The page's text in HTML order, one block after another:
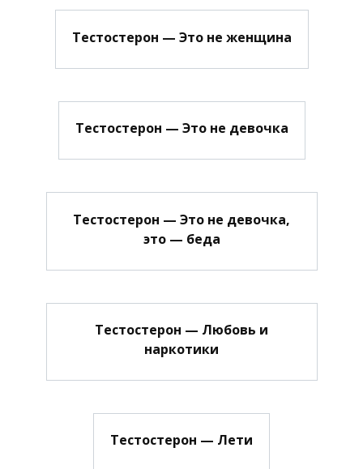
Тестостерон — Это не женщина
Тестостерон — Это не девочка
Тестостерон — Это не девочка,
это — беда
Тестостерон — Любовь и
наркотики
Тестостерон — Лети